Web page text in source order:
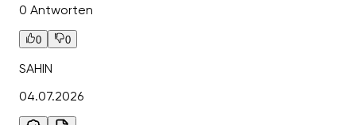
0 Antworten
0 0
SAHIN
04.07.2026